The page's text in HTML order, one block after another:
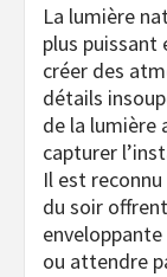
La lumière
plus puissant
créer des
détails
de la lumière
capturer
Il est
du soir
ou attendre